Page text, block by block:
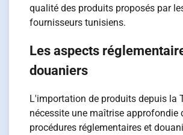
qualité des produits proposés par
fournisseurs tunisiens.
Les aspects
douaniers
L'importation de produits depuis la
nécessite une maîtrise approfondie
procédures réglementaires et